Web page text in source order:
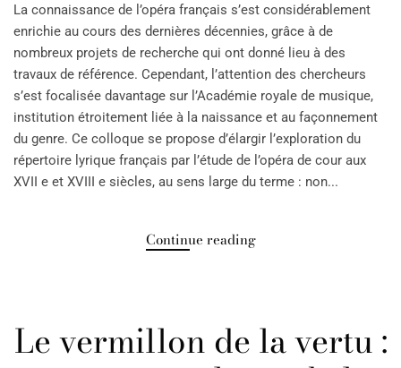
La connaissance de l’opéra français s’est considérablement
enrichie au cours des dernières décennies, grâce à de
nombreux projets de recherche qui ont donné lieu à des
travaux de référence. Cependant, l’attention des chercheurs
s’est focalisée davantage sur l’Académie royale de musique,
institution étroitement liée à la naissance et au façonnement
du genre. Ce colloque se propose d’élargir l’exploration du
répertoire lyrique français par l’étude de l’opéra de cour aux
XVII e et XVIII e siècles, au sens large du terme : non...
Continue reading
Le vermillon de la vertu :